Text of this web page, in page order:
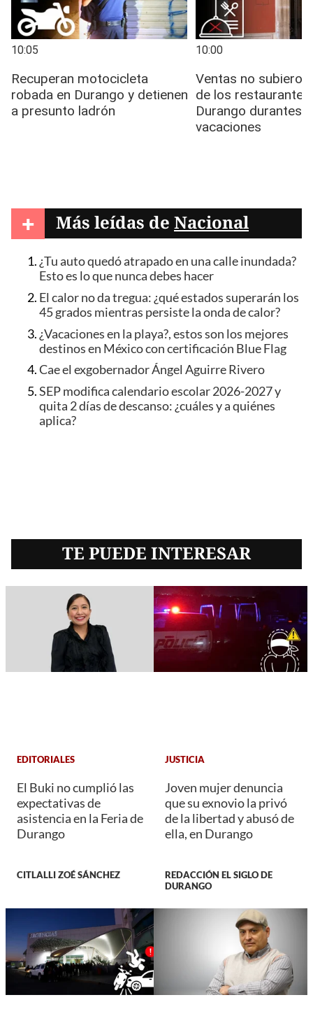
+ Más leídas de Nacional
¿Tu auto quedó atrapado en una calle inundada?
Esto es lo que nunca debes hacer
El calor no da tregua: ¿qué estados superarán los
45 grados mientras persiste la onda de calor?
¿Vacaciones en la playa?, estos son los mejores
destinos en México con certificación Blue Flag
Cae el exgobernador Ángel Aguirre Rivero
SEP modifica calendario escolar 2026-2027 y
quita 2 días de descanso: ¿cuáles y a quiénes
aplica?
TE PUEDE INTERESAR
EDITORIALES
El Buki no cumplió las
expectativas de
asistencia en la Feria de
Durango
CITLALLI ZOÉ SÁNCHEZ
JUSTICIA
Joven mujer denuncia
que su exnovio la privó
de la libertad y abusó de
ella, en Durango
REDACCIÓN EL SIGLO DE
DURANGO